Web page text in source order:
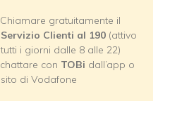
Chiamare gratuitamente il
Servizio Clienti al 190 (attivo
tutti i giorni dalle 8 alle 22)
chattare con TOBi dall’app o
sito di Vodafone